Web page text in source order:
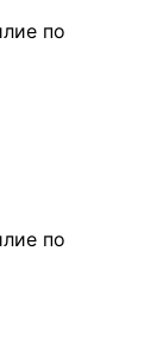
по
по